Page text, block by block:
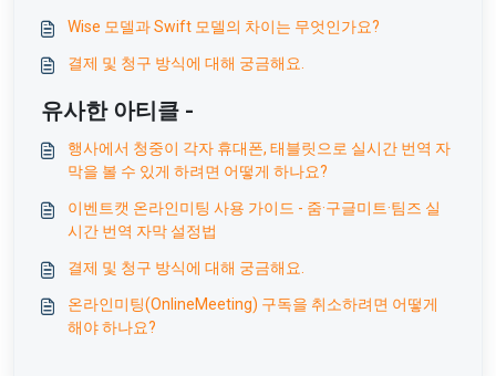
Wise 모델과 Swift 모델의 차이는 무엇인가요?
결제 및 청구 방식에 대해 궁금해요.
유사한 아티클 -
행사에서 청중이 각자 휴대폰, 태블릿으로 실시간 번역 자
막을 볼 수 있게 하려면 어떻게 하나요?
이벤트캣 온라인미팅 사용 가이드 - 줌·구글미트·팀즈 실
시간 번역 자막 설정법
결제 및 청구 방식에 대해 궁금해요.
온라인미팅(OnlineMeeting) 구독을 취소하려면 어떻게
해야 하나요?